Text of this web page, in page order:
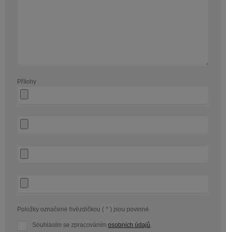
Přílohy
Položky označené hvězdičkou ( * ) jsou povinné.
Souhlasím se zpracováním osobních údajů.